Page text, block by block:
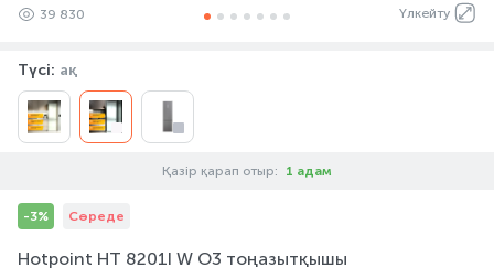
Үлкейту
39 830
Түсі: ақ
Қазір қарап отыр: 1 адам
-3% Сөреде
Hotpoint HT 8201I W O3 тоңазытқышы